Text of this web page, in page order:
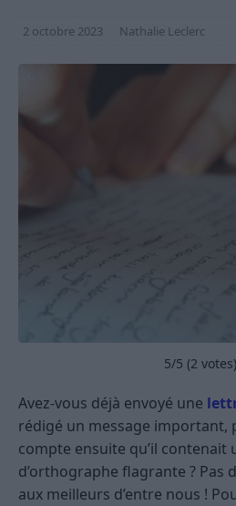
2 octobre 2023 Nathalie Leclerc
5/5 (2 votes)
Avez-vous déjà envoyé une
rédigé un message important,
compte ensuite qu’il contenait
d’orthographe flagrante ? Pas
aux meilleurs d’entre nous !